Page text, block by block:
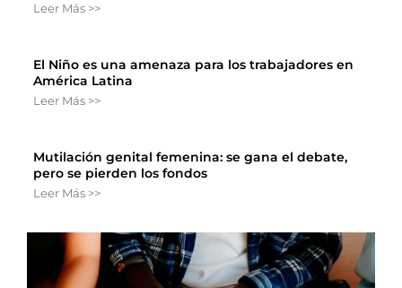
Leer Más >>
El Niño es una amenaza para los trabajadores en
América Latina
Leer Más >>
Mutilación genital femenina: se gana el debate,
pero se pierden los fondos
Leer Más >>